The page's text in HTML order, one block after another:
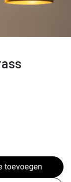
toevoegen